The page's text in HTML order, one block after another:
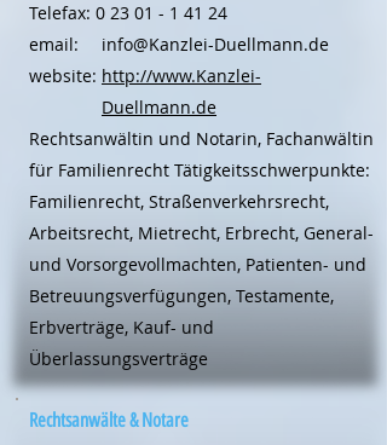
Telefax: 0 23 01 - 1 41 24
email:
website:
info@Kanzlei-Duellmann.de
http://www.Kanzlei-
Duellmann.de
Rechtsanwältin und Notarin, Fachanwältin
für Familienrecht Tätigkeitsschwerpunkte:
Familienrecht, Straßenverkehrsrecht,
Arbeitsrecht, Mietrecht, Erbrecht, General-
und Vorsorgevollmachten, Patienten- und
Betreuungsverfügungen, Testamente,
Erbverträge, Kauf- und
Überlassungsverträge
Rechtsanwälte & Notare